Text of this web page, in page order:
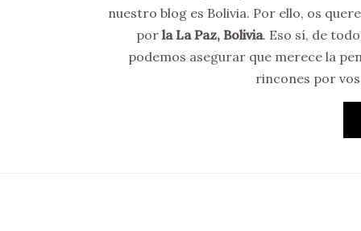
nuestro blog es Bolivia. Por ello, os
por la La Paz, Bolivia. Eso sí, de
podemos asegurar que merece la
rincones por